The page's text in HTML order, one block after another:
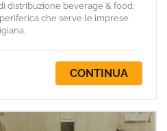
distribuzione beverage & food:
che serve le imprese
CONTINUA